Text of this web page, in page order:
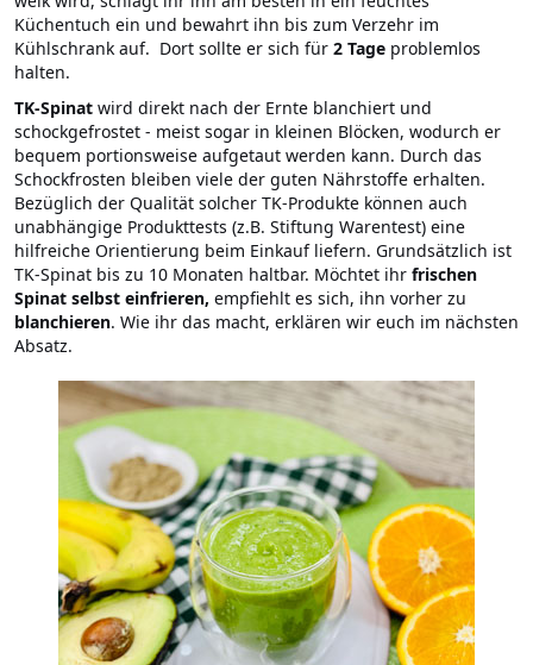
Küchentuch ein und bewahrt ihn bis zum Verzehr im
Kühlschrank auf. Dort sollte er sich für 2 Tage problemlos
halten.
TK-Spinat wird direkt nach der Ernte blanchiert und
schockgefrostet - meist sogar in kleinen Blöcken, wodurch er
bequem portionsweise aufgetaut werden kann. Durch das
Schockfrosten bleiben viele der guten Nährstoffe erhalten.
Bezüglich der Qualität solcher TK-Produkte können auch
unabhängige Produkttests (z.B. Stiftung Warentest) eine
hilfreiche Orientierung beim Einkauf liefern. Grundsätzlich ist
TK-Spinat bis zu 10 Monaten haltbar. Möchtet ihr frischen
Spinat selbst einfrieren, empfiehlt es sich, ihn vorher zu
blanchieren. Wie ihr das macht, erklären wir euch im nächsten
Absatz.